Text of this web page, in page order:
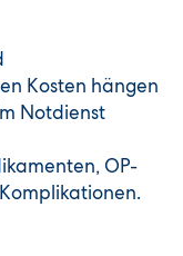
Kosten hängen
Notdienst
OP-